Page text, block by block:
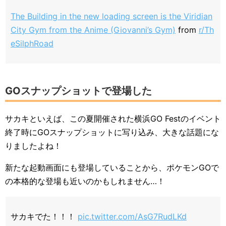
The Building in the new loading screen is the Viridian
City Gym from the Anime (Giovanni’s Gym) from r/Th
eSilphRoad
GOスナップショットで登場した
サカキといえば、この夏開催された横浜GO Festのイベント
終了時にGOスナップショットに写り込み、大きな話題にな
りましたよね！
新たな起動画面にも登場していることから、ポケモンGOで
の本格的な登場も近いのかもしれません…！
サカキでた！！！ pic.twitter.com/AsG7RudLKd